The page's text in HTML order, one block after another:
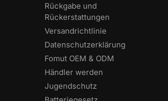
Rückgabe und
Rückerstattungen
Versandrichtlinie
Datenschutzerklärung
Fomut OEM & ODM
Händler werden
Jugendschutz